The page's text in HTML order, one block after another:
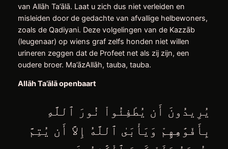
van Allāh Ta’ālā. Laat u zich dus niet verleiden en
misleiden door de gedachte van afvallige helbewoners,
zoals de Qadiyani. Deze volgelingen van de Kazzāb
(leugenaar) op wiens graf zelfs honden niet willen
urineren zeggen dat de Profeet net als zij zijn, een
oudere broer. Ma’āzAllāh, tauba, tauba.
Allāh Ta’ālā openbaart
بِأَفْوَٰهِهِمْ وَيَأْبَىٰ ٱللَّهُ إِلاَّ أَن يُتِمَّ